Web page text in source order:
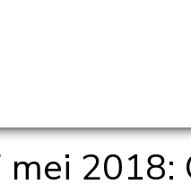
2018: